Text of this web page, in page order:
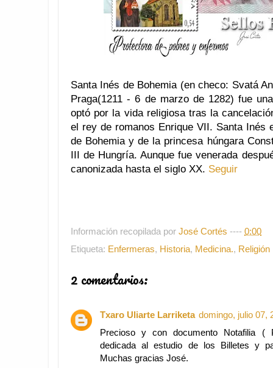
Santa Inés de Bohemia (en checo: Svatá
Praga(1211 - 6 de marzo de 1282) fue
optó por la vida religiosa tras la
el rey de romanos Enrique VII. Santa Inés
de Bohemia y de la princesa húngara
III de Hungría. Aunque fue venerada
canonizada hasta el siglo XX. Seguir
Información recopilada por José Cortés ---- 0:00
Etiqueta: Enfermeras, Historia, Medicina., Religión
2 comentarios:
Txaro Uliarte Larriketa domingo, julio 07,
Precioso y con documento Notafilia (
dedicada al estudio de los Billetes y
Muchas gracias José.